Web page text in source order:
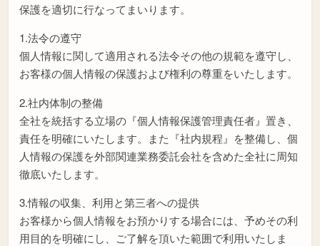
保護を適切に行なってまいります。
1.法令の遵守
個人情報に関して適用される法令その他の規範を遵守し、
お客様の個人情報の保護および権利の尊重をいたします。
2.社内体制の整備
全社を統括する立場の『個人情報保護管理責任者』置き、
責任を明確にいたします。また『社内規程』を整備し、個
人情報の保護を外部関連業務委託会社を含めた全社に周知
徹底いたします。
3.情報の収集、利用と第三者への提供
お客様から個人情報をお預かりする場合には、予めその利
用目的を明確にし、ご了解を頂いた範囲で利用いたしま